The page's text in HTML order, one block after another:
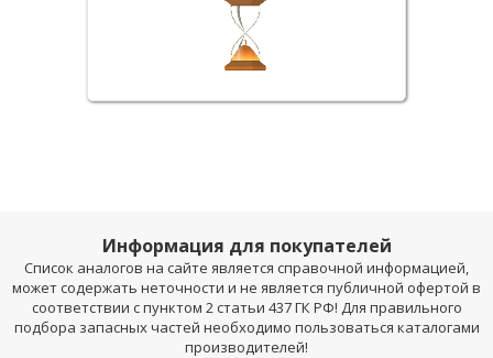
Информация для покупателей
Список аналогов на сайте является справочной информацией,
может содержать неточности и не является публичной офертой в
соответствии с пунктом 2 статьи 437 ГК РФ! Для правильного
подбора запасных частей необходимо пользоваться каталогами
производителей!